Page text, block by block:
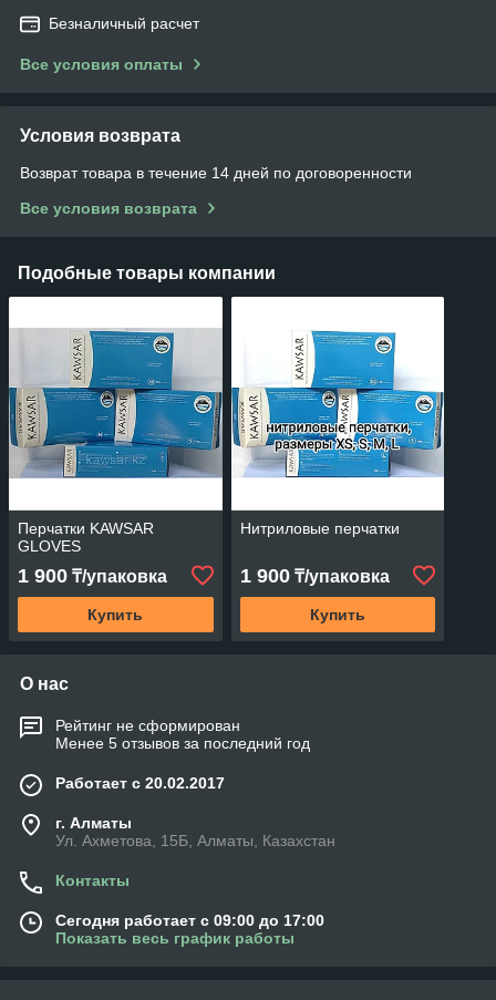
Безналичный расчет
Все условия оплаты
Условия возврата
Возврат товара в течение 14 дней по договоренности
Все условия возврата
Подобные товары компании
Перчатки KAWSAR
GLOVES
1 900 ₸/упаковка
Купить
Нитриловые перчатки
1 900₸/упаковка
Купить
О нас
Рейтинг не сформирован
Менее 5 отзывов за последний год
Работает с 20.02.2017
г. Алматы
Ул. Ахметова, 15Б, Алматы, Казахстан
Контакты
Сегодня работает с 09:00 до 17:00
Показать весь график работы